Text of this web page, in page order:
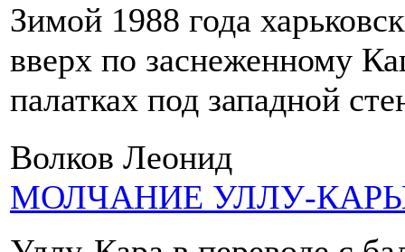
Зимой 1988 года
вверх по заснеженному
палатках под западной
Волков Леонид
МОЛЧАНИЕ УЛЛУ-